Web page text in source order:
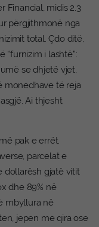
Financial, midis 2.3
përgjithmonë nga
total. Çdo ditë,
i lashtë”:
se dhjetë vjet,
monedhave të reja
Ai thjesht
pak e errët.
parcelat e
dollarësh gjatë vitit
dhe 89% në
mbyllura në
jepen me qira ose